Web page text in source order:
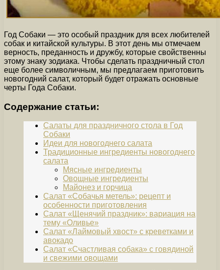
Год Собаки — это особый праздник для всех любителей
собак и китайской культуры. В этот день мы отмечаем
верность, преданность и дружбу, которые свойственны
этому знаку зодиака. Чтобы сделать праздничный стол
еще более символичным, мы предлагаем приготовить
новогодний салат, который будет отражать основные
черты Года Собаки.
Содержание статьи:
Салаты для праздничного стола в Год
Собаки
Идеи для новогоднего салата
Традиционные ингредиенты новогоднего
салата
Мясные ингредиенты
Овощные ингредиенты
Майонез и горчица
Салат «Собачья метель»: рецепт и
особенности приготовления
Салат «Щенячий праздник»: вариация на
тему «Оливье»
Салат «Лаймовый хвост» с креветками и
авокадо
Салат «Счастливая собака» с говядиной
и свежими овощами